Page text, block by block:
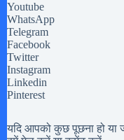
Youtube
WhatsApp
Telegram
Facebook
Twitter
Instagram
Linkedin
Pinterest
यदि आपको कुछ पूछना हो या